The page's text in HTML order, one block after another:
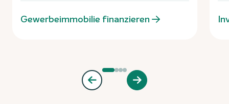
Gewerbeimmobilie finanzieren